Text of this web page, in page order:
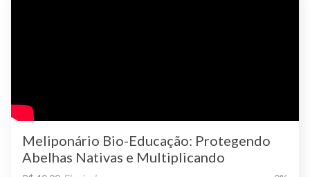
Meliponário Bio-Educação: Protegendo
Abelhas Nativas e Multiplicando
Conhecimento